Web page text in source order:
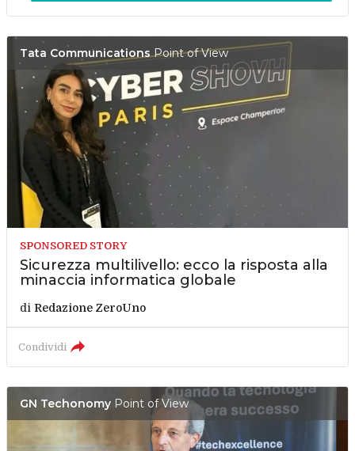
Tata CommunicationsPoint of View
SPONSORED STORY
Sicurezza multilivello: ecco la risposta alla
minaccia informatica globale
di Redazione ZeroUno
Condividi
GN TechonomyPoint of View